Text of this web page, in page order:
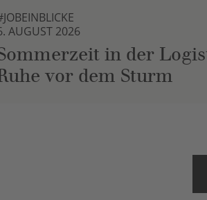
AUGUST 2026
in der
vor dem Sturm